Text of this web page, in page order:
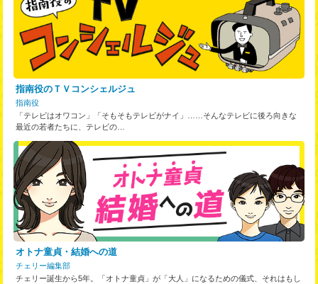
指南役のＴＶコンシェルジュ
指南役
「テレビはオワコン」「そもそもテレビがナイ」……そんなテレビに後ろ向きな
最近の若者たちに、テレビの…
オトナ童貞・結婚への道
チェリー編集部
チェリー誕生から5年。「オトナ童貞」が「大人」になるための儀式、それはもし